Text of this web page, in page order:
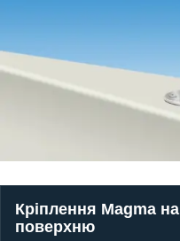
Кріплення Magma
поверхню